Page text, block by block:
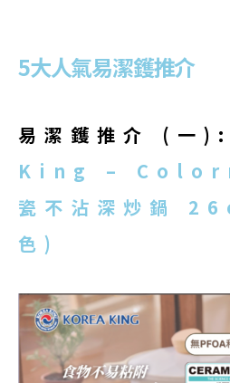
5大人氣易潔鑊推介
易潔鑊推介 (一
King –
瓷不沾深炒鍋
色)